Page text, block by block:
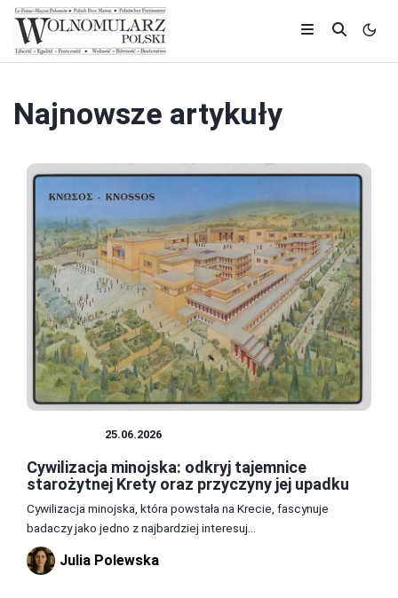
Najnowsze artykuły
25.06.2026
Cywilizacja minojska: odkryj tajemnice
starożytnej Krety oraz przyczyny jej upadku
Cywilizacja minojska, która powstała na Krecie, fascynuje
badaczy jako jedno z najbardziej interesuj...
Julia Polewska